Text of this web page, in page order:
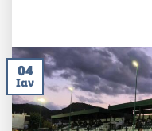
04
Ιαν